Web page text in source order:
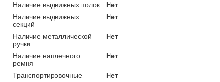
Наличие выдвижных полок
Нет
Наличие выдвижных
секций
Нет
Наличие металлической
ручки
Нет
Наличие наплечного
ремня
Нет
Транспортировочные
Нет